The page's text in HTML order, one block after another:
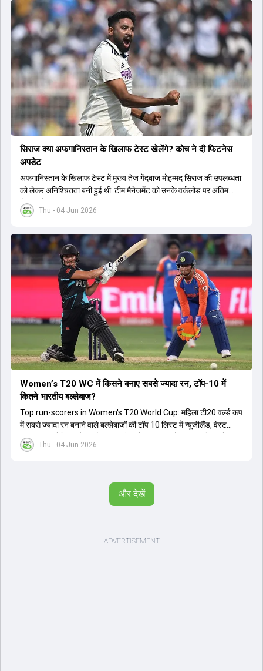
Thu - 04 Jun 2026
सिराज क्या अफगान‍िस्तान के ख‍िलाफ टेस्ट खेलेंगे? कोच ने दी फिटनेस
अपडेट
अफगान‍िस्तान के ख‍िलाफ टेस्ट में मुख्य तेज गेंदबाज मोहम्मद सिराज की उपलब्धता
को लेकर अनिश्चितता बनी हुई थी. टीम मैनेजमेंट को उनके वर्कलोड पर अंतिम
फैसला लेना था.
Thu - 04 Jun 2026
Women’s T20 WC में किसने बनाए सबसे ज्यादा रन, टॉप-10 में
कितने भारतीय बल्लेबाज?
Top run-scorers in Women's T20 World Cup: महिला टी20 वर्ल्ड कप
में सबसे ज्यादा रन बनाने वाले बल्लेबाजों की टॉप 10 लिस्ट में न्यूजीलैंड, वेस्ट
इंडीज, ऑस्ट्रेलिया और इंग्लैंड की बल्लेबाजों का दबदबा है. टॉप 10 लिस्ट में तीन
ऑस्ट्रेलियाई खिलाड़ी शामिल हैं. न्यूजीलैंड की दो और वेस्ट इंडीज की दो खिलाड़ी
और देखें